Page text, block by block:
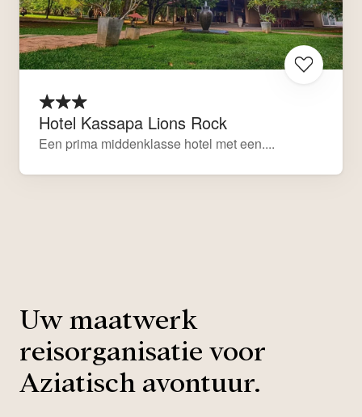
Hotel Kassapa Lions Rock
Een prima middenklasse hotel met een....
Uw maatwerk
reisorganisatie voor
Aziatisch avontuur.